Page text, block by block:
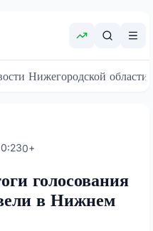
Нижегородской области
0+
голосования
в Нижнем